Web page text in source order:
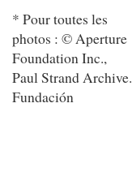
* Pour toutes les
photos : ©Aperture
Foundation Inc.,
Paul Strand Archive.
Fundación